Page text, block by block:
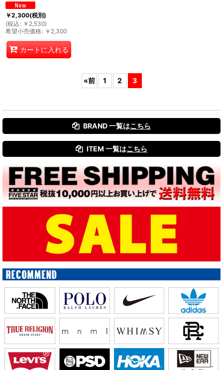
￥2,300(税別)
(税込 : ￥ 2,530)
希望小売価格: ￥ 2,300
カートに入れる
«前 1 2 3
BRAND 一覧はこちら
ITEM 一覧はこちら